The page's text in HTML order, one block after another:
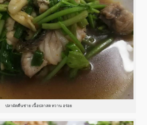
ปลาผัดคื่นช่าย เนื้อปลาสด หวาน อร่อย